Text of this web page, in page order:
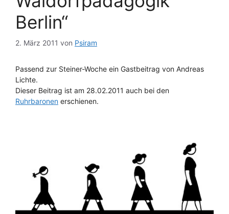
Berlin“
2. März 2011 von Psiram
Passend zur Steiner-Woche ein Gastbeitrag von Andreas
Lichte.
Dieser Beitrag ist am 28.02.2011 auch bei den
Ruhrbaronen erschienen.